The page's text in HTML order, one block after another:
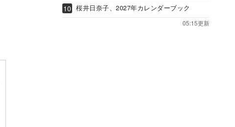
桜井日奈子、2027年カレンダーブック
05:15更新